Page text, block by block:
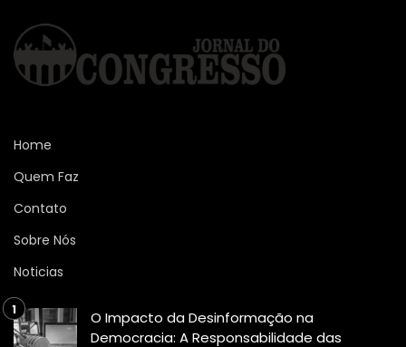
Home
Quem Faz
Contato
Sobre Nós
Noticias
O Impacto da Desinformação na
Democracia: A Responsabilidade das